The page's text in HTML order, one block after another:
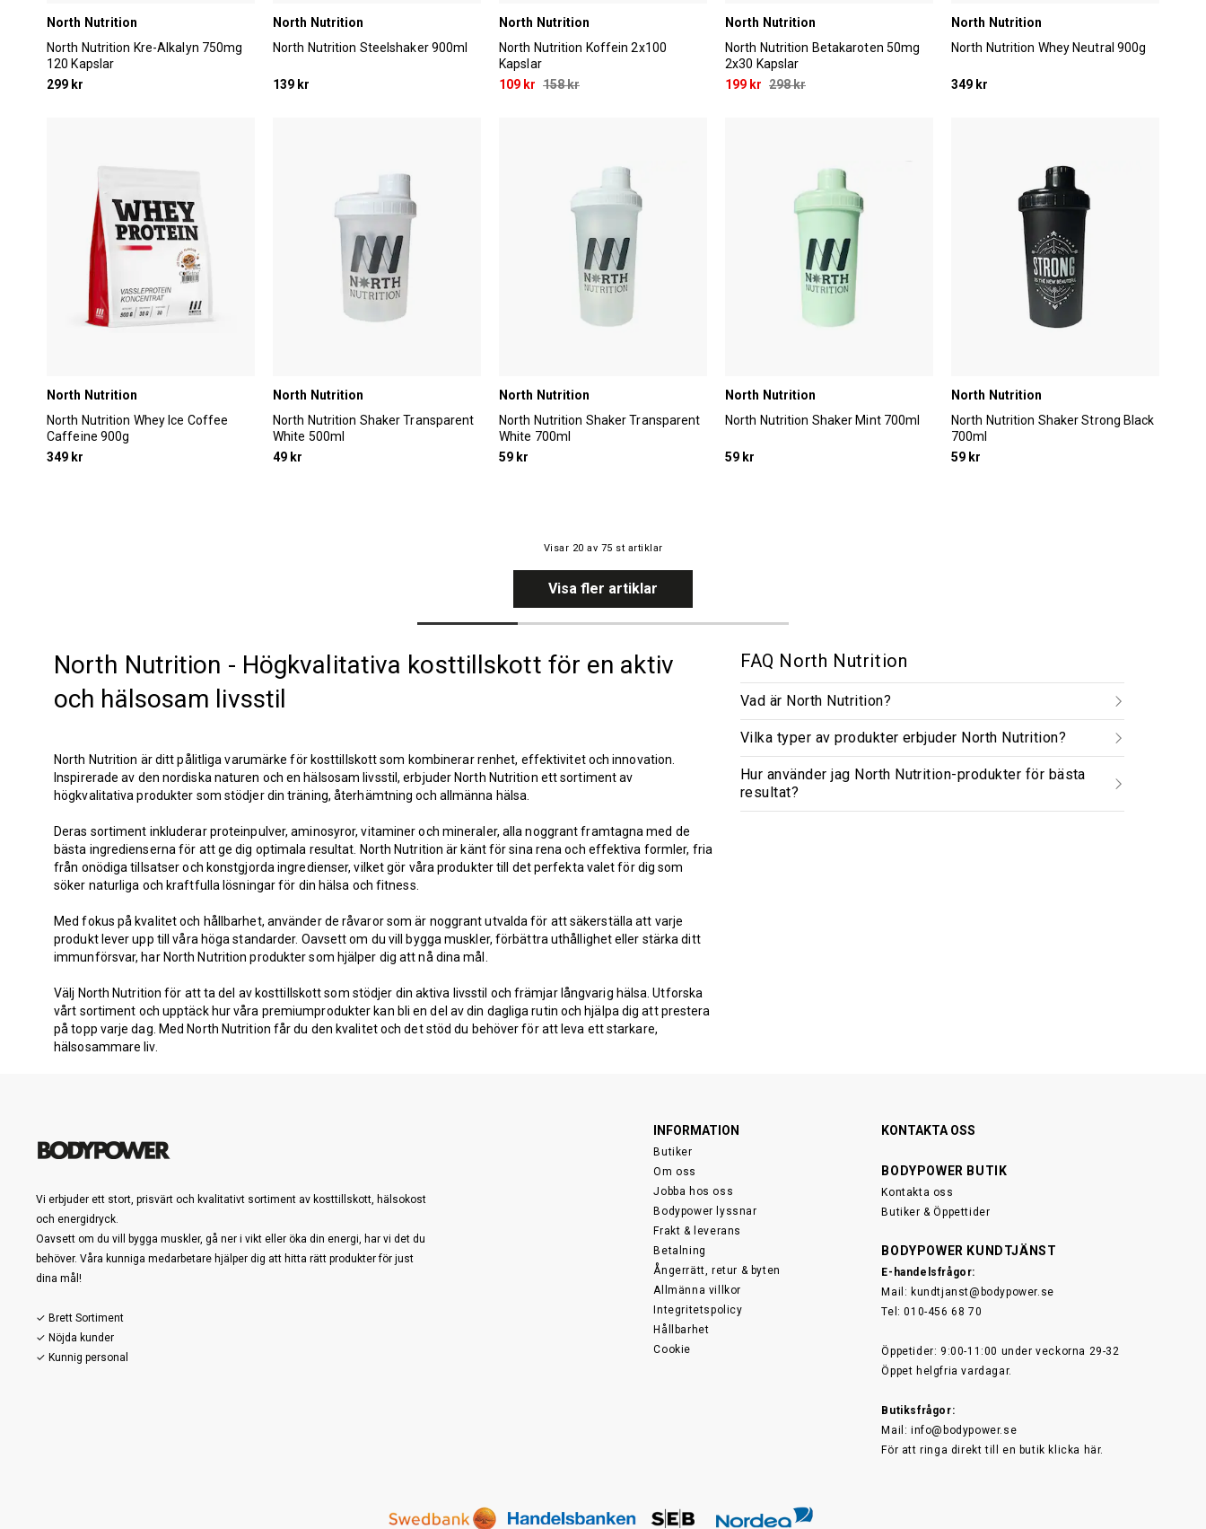
North Nutrition - Högkvalitativa kosttillskott för en aktiv
och hälsosam livsstil
North Nutrition är ditt pålitliga varumärke för kosttillskott som kombinerar renhet, effektivitet och innovation.
Inspirerade av den nordiska naturen och en hälsosam livsstil, erbjuder North Nutrition ett sortiment av
högkvalitativa produkter som stödjer din träning, återhämtning och allmänna hälsa.
Deras sortiment inkluderar proteinpulver, aminosyror, vitaminer och mineraler, alla noggrant framtagna med de
bästa ingredienserna för att ge dig optimala resultat. North Nutrition är känt för sina rena och effektiva formler, fria
från onödiga tillsatser och konstgjorda ingredienser, vilket gör våra produkter till det perfekta valet för dig som
söker naturliga och kraftfulla lösningar för din hälsa och fitness.
Med fokus på kvalitet och hållbarhet, använder de råvaror som är noggrant utvalda för att säkerställa att varje
produkt lever upp till våra höga standarder. Oavsett om du vill bygga muskler, förbättra uthållighet eller stärka ditt
immunförsvar, har North Nutrition produkter som hjälper dig att nå dina mål.
Välj North Nutrition för att ta del av kosttillskott som stödjer din aktiva livsstil och främjar långvarig hälsa. Utforska
vårt sortiment och upptäck hur våra premiumprodukter kan bli en del av din dagliga rutin och hjälpa dig att prestera
på topp varje dag. Med North Nutrition får du den kvalitet och det stöd du behöver för att leva ett starkare,
hälsosammare liv.
FAQ North Nutrition
Vad är North Nutrition?
Vilka typer av produkter erbjuder North Nutrition?
Hur använder jag North Nutrition-produkter för bästa
resultat?
North Nutrition
North Nutrition Kre-Alkalyn 750mg
120 Kapslar
299 kr
North Nutrition
North Nutrition Steelshaker 900ml
139 kr
North Nutrition
North Nutrition Koffein 2x100
Kapslar
109 kr 158 kr
North Nutrition
North Nutrition Betakaroten 50mg
2x30 Kapslar
199 kr 298 kr
North Nutrition
North Nutrition Whey Neutral 900g
349 kr
North Nutrition
North Nutrition Whey Ice Coffee
Caffeine 900g
349 kr
North Nutrition
North Nutrition Shaker Transparent
White 500ml
49 kr
North Nutrition
North Nutrition Shaker Transparent
White 700ml
59 kr
North Nutrition
North Nutrition Shaker Mint 700ml
59 kr
North Nutrition
North Nutrition Shaker Strong Black
700ml
59 kr
Visar 20 av 75 st artiklar
Visa fler artiklar
Vi erbjuder ett stort, prisvärt och kvalitativt sortiment av kosttillskott, hälsokost
och energidryck.
Oavsett om du vill bygga muskler, gå ner i vikt eller öka din energi, har vi det du
behöver. Våra kunniga medarbetare hjälper dig att hitta rätt produkter för just
dina mål!
✓ Brett Sortiment
✓ Nöjda kunder
✓ Kunnig personal
INFORMATION
Butiker
Om oss
Jobba hos oss
Bodypower lyssnar
Frakt & leverans
Betalning
Ångerrätt, retur & byten
Allmänna villkor
Integritetspolicy
Hållbarhet
Cookie
KONTAKTA OSS
BODYPOWER BUTIK
Kontakta oss
Butiker & Öppettider
BODYPOWER KUNDTJÄNST
E-handelsfrågor:
Mail: kundtjanst@bodypower.se
Tel: 010-456 68 70
Öppetider: 9:00-11:00 under veckorna 29-32
Öppet helgfria vardagar.
Butiksfrågor:
Mail:info@bodypower.se
För att ringa direkt till en butik klicka här.